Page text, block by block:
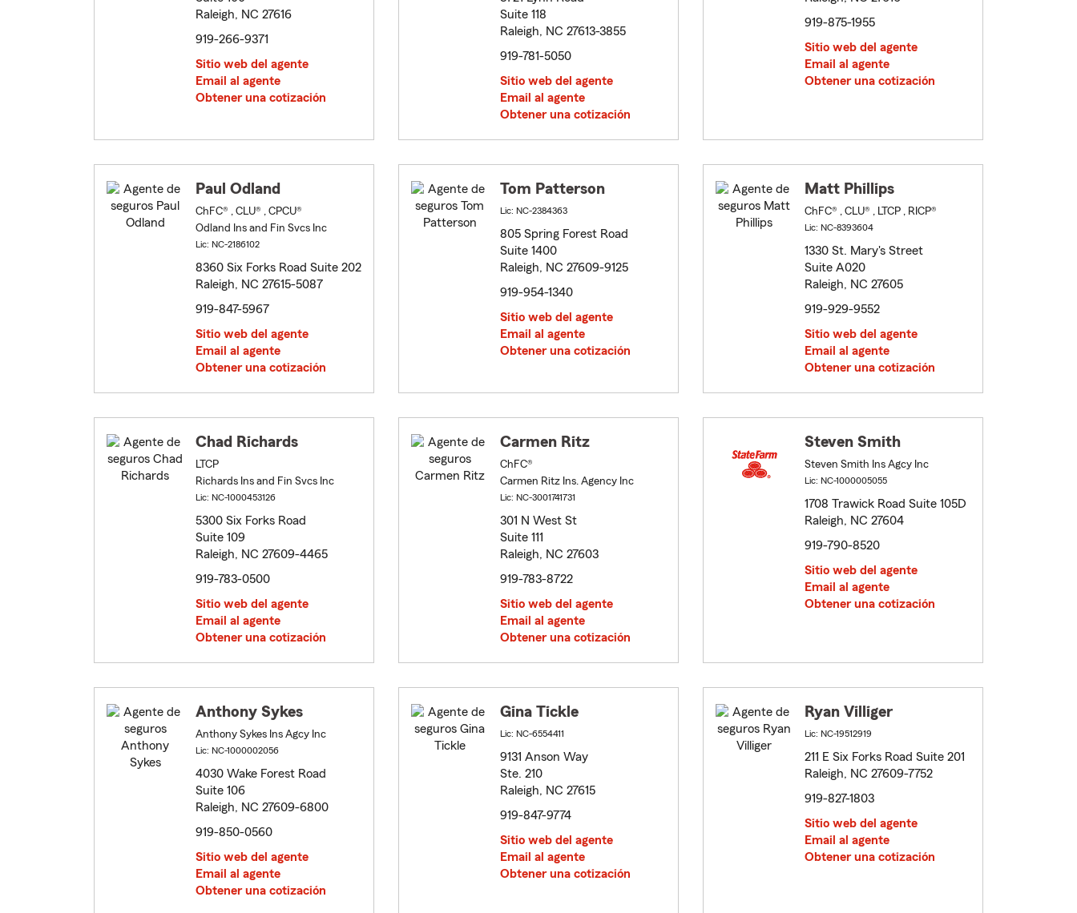
Raleigh, NC 27616
919-266-9371
Sitio web del agente
Email al agente
Obtener una cotización
Suite 118
Raleigh, NC 27613-3855
919-781-5050
Sitio web del agente
Email al agente
Obtener una cotización
919-875-1955
Sitio web del agente
Email al agente
Obtener una cotización
Paul Odland
ChFC® , CLU® , CPCU®
Odland Ins and Fin Svcs Inc
Lic: NC-2186102
8360 Six Forks Road Suite 202
Raleigh, NC 27615-5087
919-847-5967
Sitio web del agente
Email al agente
Obtener una cotización
Tom Patterson
Lic: NC-2384363
805 Spring Forest Road
Suite 1400
Raleigh, NC 27609-9125
919-954-1340
Sitio web del agente
Email al agente
Obtener una cotización
Matt Phillips
ChFC® , CLU® , LTCP , RICP®
Lic: NC-8393604
1330 St. Mary's Street
Suite A020
Raleigh, NC 27605
919-929-9552
Sitio web del agente
Email al agente
Obtener una cotización
Chad Richards
LTCP
Richards Ins and Fin Svcs Inc
Lic: NC-1000453126
5300 Six Forks Road
Suite 109
Raleigh, NC 27609-4465
919-783-0500
Sitio web del agente
Email al agente
Obtener una cotización
Carmen Ritz
ChFC®
Carmen Ritz Ins. Agency Inc
Lic: NC-3001741731
301 N West St
Suite 111
Raleigh, NC 27603
919-783-8722
Sitio web del agente
Email al agente
Obtener una cotización
Steven Smith
Steven Smith Ins Agcy Inc
Lic: NC-1000005055
1708 Trawick Road Suite 105D
Raleigh, NC 27604
919-790-8520
Sitio web del agente
Email al agente
Obtener una cotización
Anthony Sykes
Anthony Sykes Ins Agcy Inc
Lic: NC-1000002056
4030 Wake Forest Road
Suite 106
Raleigh, NC 27609-6800
919-850-0560
Sitio web del agente
Email al agente
Obtener una cotización
Gina Tickle
Lic: NC-6554411
9131 Anson Way
Ste. 210
Raleigh, NC 27615
919-847-9774
Sitio web del agente
Email al agente
Obtener una cotización
Ryan Villiger
Lic: NC-19512919
211 E Six Forks Road Suite 201
Raleigh, NC 27609-7752
919-827-1803
Sitio web del agente
Email al agente
Obtener una cotización